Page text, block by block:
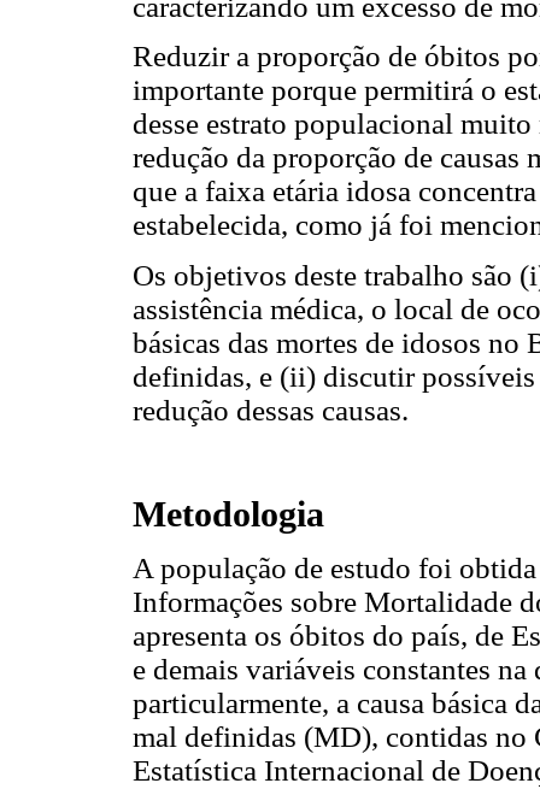
caracterizando um excesso de
Reduzir a proporção de óbitos
importante porque permitirá o
desse estrato populacional
redução da proporção de
que a faixa etária idosa
estabelecida, como já foi
Os objetivos deste trabalho são
assistência médica, o local de
básicas das mortes de idosos no
definidas, e (ii) discutir
redução dessas causas.
Metodologia
A população de estudo foi
Informações sobre Mortalidade
apresenta os óbitos do país, de
e demais variáveis constantes
particularmente, a causa básica
mal definidas (MD), contidas
Estatística Internacional de